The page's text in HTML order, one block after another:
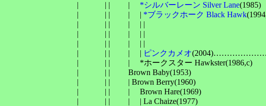
| 　　　| | 　　| *シルバーレーン Silver Lane(1985)
| 　　　| | 　　| 　| *ブラックホーク Black Hawk
| 　　　| | 　　| 　| | 　　　　　　　　　　　　　　　　　
| 　　　| | 　　| 　| | 　　　　　　　　　　　　　　　　　
| 　　　| | 　　| 　| | 　　　　　　　　　　　　　　　　　
| 　　　| | 　　| 　| ピンクカメオ
| 　　　| | 　　| 　*ホークスター Hawkster(1986,c)
| 　　　| | 　　Brown Baby(1953)
| 　　　| | 　　| Brown Berry(1960)
| 　　　| | 　　| 　Brown Hare(1969)
| 　　　| | 　　| 　| La Chaize(1977)